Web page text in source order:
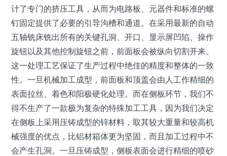
计了专门的挤压工具，从而为电路板、元器件和标准的螺
钉固定提供了必要的引导沟槽和通道。在采用最新的自动
五轴铣床铣出所有的关键孔洞、开口、显示屏凹陷、操作
旋钮以及其他控制旋钮之前，前面板会被纵向切割开来。
这一处理工艺保证了生产过程中绝佳的精度和整体的一致
性。一旦机械加工成型，前面板和顶盖会由人工作精细的
表面拉丝、着色和阳极硬化处理。而在侧板环节，我们不
得不生产了一款极为复杂的特殊加工工具，因为我们决定
在侧板上采用压铸成型的锌材料，取其较大重量和较高机
械强度的优点，比铝材箱体更为坚固，而且加工过程中不
会产生孔洞。一旦压铸成型，侧板表面会进行精细的喷砂